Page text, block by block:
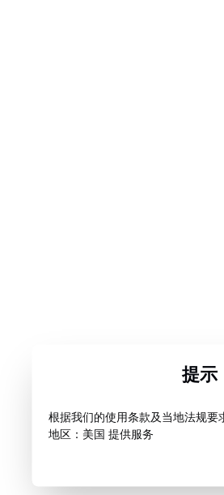
提示
根据我们的使用条款及当地法规要
地区：美国 提供服务